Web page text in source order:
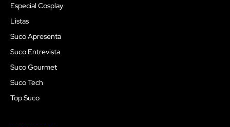
Especial Cosplay
Listas
Suco Apresenta
Suco Entrevista
Suco Gourmet
Suco Tech
Top Suco